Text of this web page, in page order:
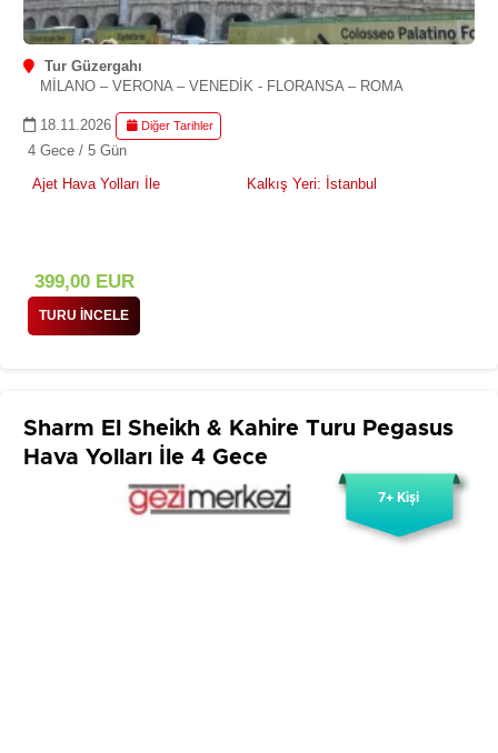
Tur Güzergahı
MİLANO – VERONA – VENEDİK - FLORANSA – ROMA
18.11.2026 Diğer Tarihler
4 Gece / 5 Gün
Ajet Hava Yolları İle
Kalkış Yeri: İstanbul
399,00EUR
TURU İNCELE
Sharm El Sheikh & Kahire Turu Pegasus
Hava Yolları İle 4 Gece
7+ Kişi